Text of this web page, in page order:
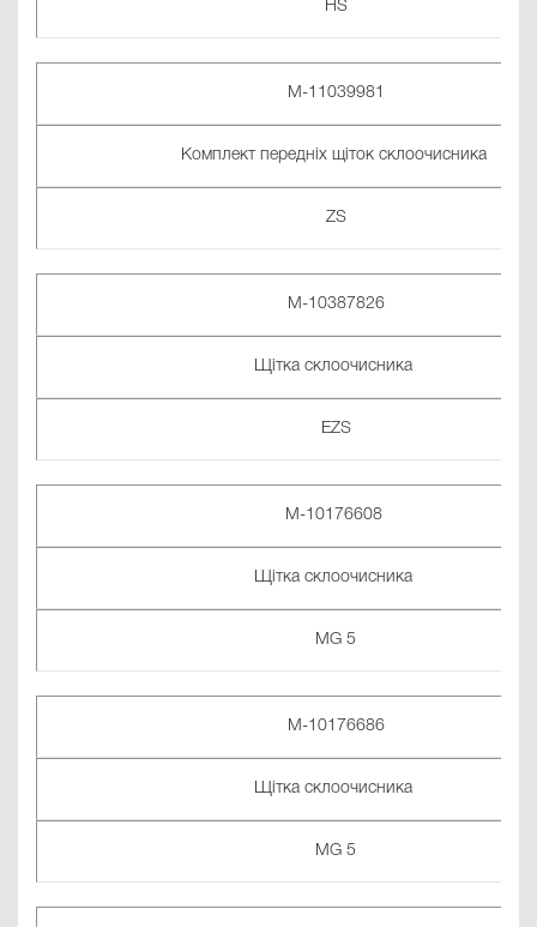
HS
M-11039981
Комплект передніх щіток склоочисника
ZS
M-10387826
Щітка склоочисника
EZS
M-10176608
Щітка склоочисника
MG 5
M-10176686
Щітка склоочисника
MG 5